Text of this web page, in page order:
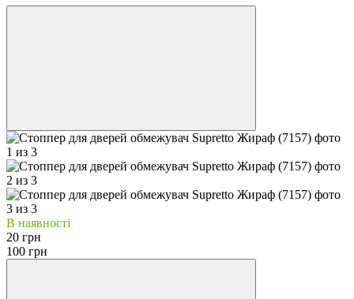
В наявності
20 грн
100 грн